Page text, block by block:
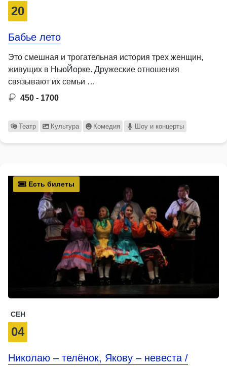
20
Бабье лето
Это смешная и трогательная история трех женщин,
живущих в НьюЙорке. Дружеские отношения
связывают их семьи …
450 - 1700
Театр Культура Комедия Шоу и концерты
Есть билеты
СЕН
04
Николаю – телёнок, Якову – невеста /